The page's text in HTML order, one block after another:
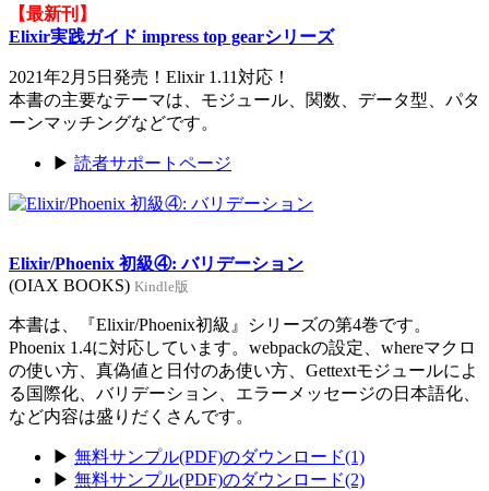
【最新刊】
Elixir実践ガイド impress top gearシリーズ
2021年2月5日発売！Elixir 1.11対応！
本書の主要なテーマは、モジュール、関数、データ型、パタ
ーンマッチングなどです。
▶ 読者サポートページ
Elixir/Phoenix 初級④: バリデーション
(OIAX BOOKS) Kindle版
本書は、『Elixir/Phoenix初級』シリーズの第4巻です。
Phoenix 1.4に対応しています。webpackの設定、whereマクロ
の使い方、真偽値と日付のあ使い方、Gettextモジュールによ
る国際化、バリデーション、エラーメッセージの日本語化、
など内容は盛りだくさんです。
▶ 無料サンプル(PDF)のダウンロード(1)
▶ 無料サンプル(PDF)のダウンロード(2)